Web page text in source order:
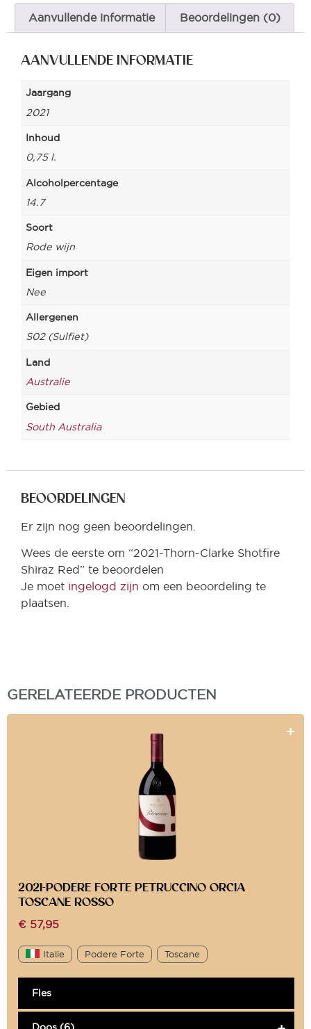
Aanvullende informatie Beoordelingen (0)
AANVULLENDE INFORMATIE
Jaargang
2021
Inhoud
0,75 l.
Alcoholpercentage
14.7
Soort
Rode wijn
Eigen import
Nee
Allergenen
S02 (Sulfiet)
Land
Australie
Gebied
South Australia
BEOORDELINGEN
Er zijn nog geen beoordelingen.
Wees de eerste om “2021-Thorn-Clarke Shotfire
Shiraz Red” te beoordelen
Je moet ingelogd zijn om een beoordeling te
plaatsen.
GERELATEERDE PRODUCTEN
2021-PODERE FORTE PETRUCCINO ORCIA
TOSCANE ROSSO
€ 57,95
Italie Podere Forte Toscane
Fles